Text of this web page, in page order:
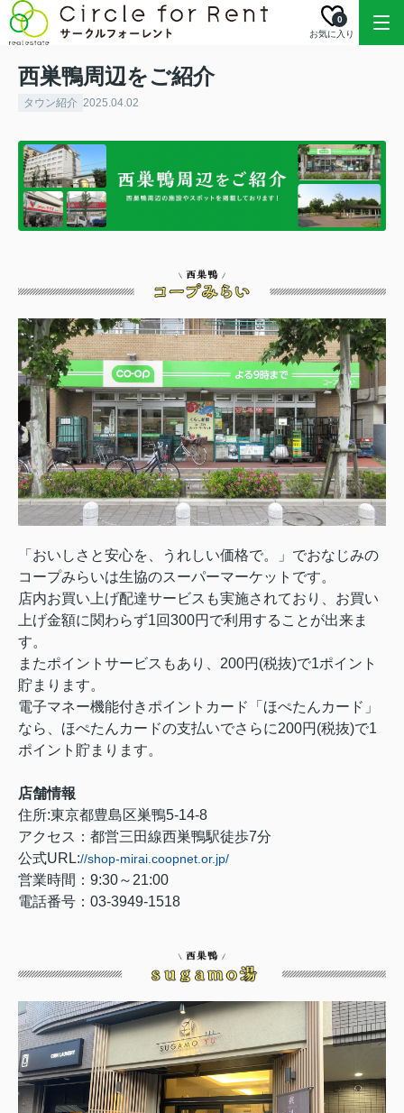
お気に入り
0
西巣鴨周辺をご紹介
タウン紹介 2025.04.02
「おいしさと安心を、うれしい価格で。」でおなじみの
コープみらいは生協のスーパーマーケットです。
店内お買い上げ配達サービスも実施されており、お買い
上げ金額に関わらず1回300円で利用することが出来ま
す。
またポイントサービスもあり、200円(税抜)で1ポイント
貯まります。
電子マネー機能付きポイントカード「ほぺたんカード」
なら、ほぺたんカードの支払いでさらに200円(税抜)で1
ポイント貯まります。
店舗情報
住所:東京都豊島区巣鴨5-14-8
アクセス：都営三田線西巣鴨駅徒歩7分
公式URL://shop-mirai.coopnet.or.jp/
営業時間：9:30～21:00
電話番号：03-3949-1518